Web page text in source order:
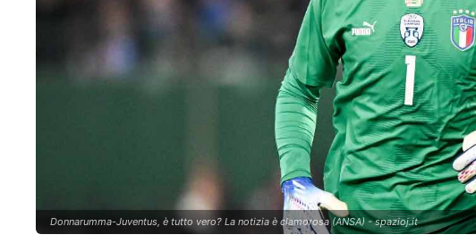
Donnarumma-Juventus, è tutto vero? La notizia è clamorosa (ANSA) - spazioj.it